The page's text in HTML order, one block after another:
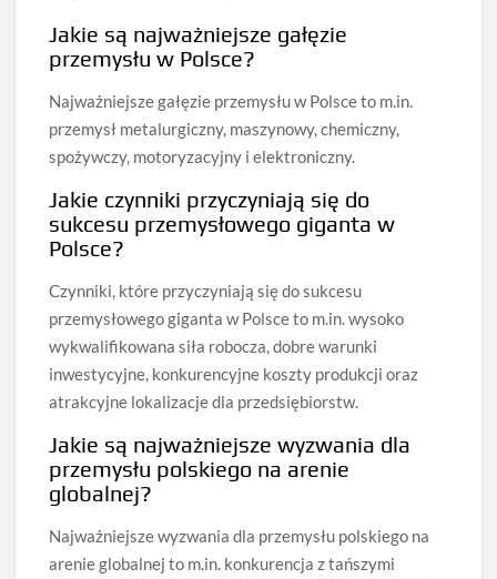
Jakie są najważniejsze gałęzie
przemysłu w Polsce?
Najważniejsze gałęzie przemysłu w Polsce to m.in.
przemysł metalurgiczny, maszynowy, chemiczny,
spożywczy, motoryzacyjny i elektroniczny.
Jakie czynniki przyczyniają się do
sukcesu przemysłowego giganta w
Polsce?
Czynniki, które przyczyniają się do sukcesu
przemysłowego giganta w Polsce to m.in. wysoko
wykwalifikowana siła robocza, dobre warunki
inwestycyjne, konkurencyjne koszty produkcji oraz
atrakcyjne lokalizacje dla przedsiębiorstw.
Jakie są najważniejsze wyzwania dla
przemysłu polskiego na arenie
globalnej?
Najważniejsze wyzwania dla przemysłu polskiego na
arenie globalnej to m.in. konkurencja z tańszymi